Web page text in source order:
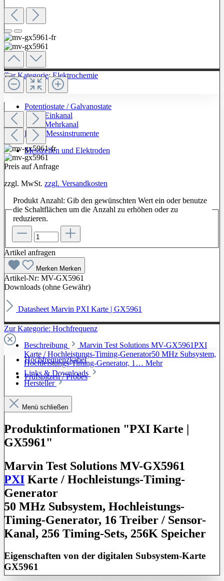
Zur Kategorie: Elektrochemie
Potentiostate / Galvanostate
Einkanal
Mehrkanal
Labor-Messinstrumente
Messzellen und Elektroden
Zur Kategorie: Hochfrequenz
Hochfrequenzkabel
Prüfspitzen / Probes
Preis auf Anfrage
zzgl. MwSt. zzgl. Versandkosten
Produkt Anzahl: Gib den gewünschten Wert ein oder benutze
die Schaltflächen um die Anzahl zu erhöhen oder zu
reduzieren.
Artikel anfragen
Merken Merken
Artikel-Nr: MV-GX5961
Downloads (ohne Gewähr)
Datasheet Marvin PXI Karte | GX5961
Beschreibung
Marvin Test Solutions MV-GX5961PXI
Karte / Hochleistungs-Timing-Generator50 MHz Subsystem,
Hochleistungs-Timing-Generator, 1… Mehr
Links & Downloads
Hersteller
Menü schließen
Produktinformationen "PXI Karte |
GX5961"
Marvin Test Solutions MV-GX5961
PXI Karte / Hochleistungs-Timing-
Generator
50 MHz Subsystem, Hochleistungs-
Timing-Generator, 16 Treiber / Sensor-
Kanal, 256 Timing-Sets, 256K Speicher
Eigenschaften von der digitalen Subsystem-Karte
GX5961